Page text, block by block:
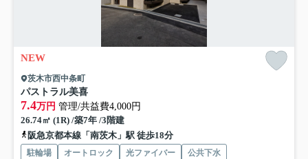
NEW
茨木市西中条町
パストラル美喜
7.4万円 管理/共益費4,000円
26.74㎡ (1R) /築7年 /3階建
阪急京都本線「南茨木」駅 徒歩18分
駐輪場 オートロック 光ファイバー 公共下水